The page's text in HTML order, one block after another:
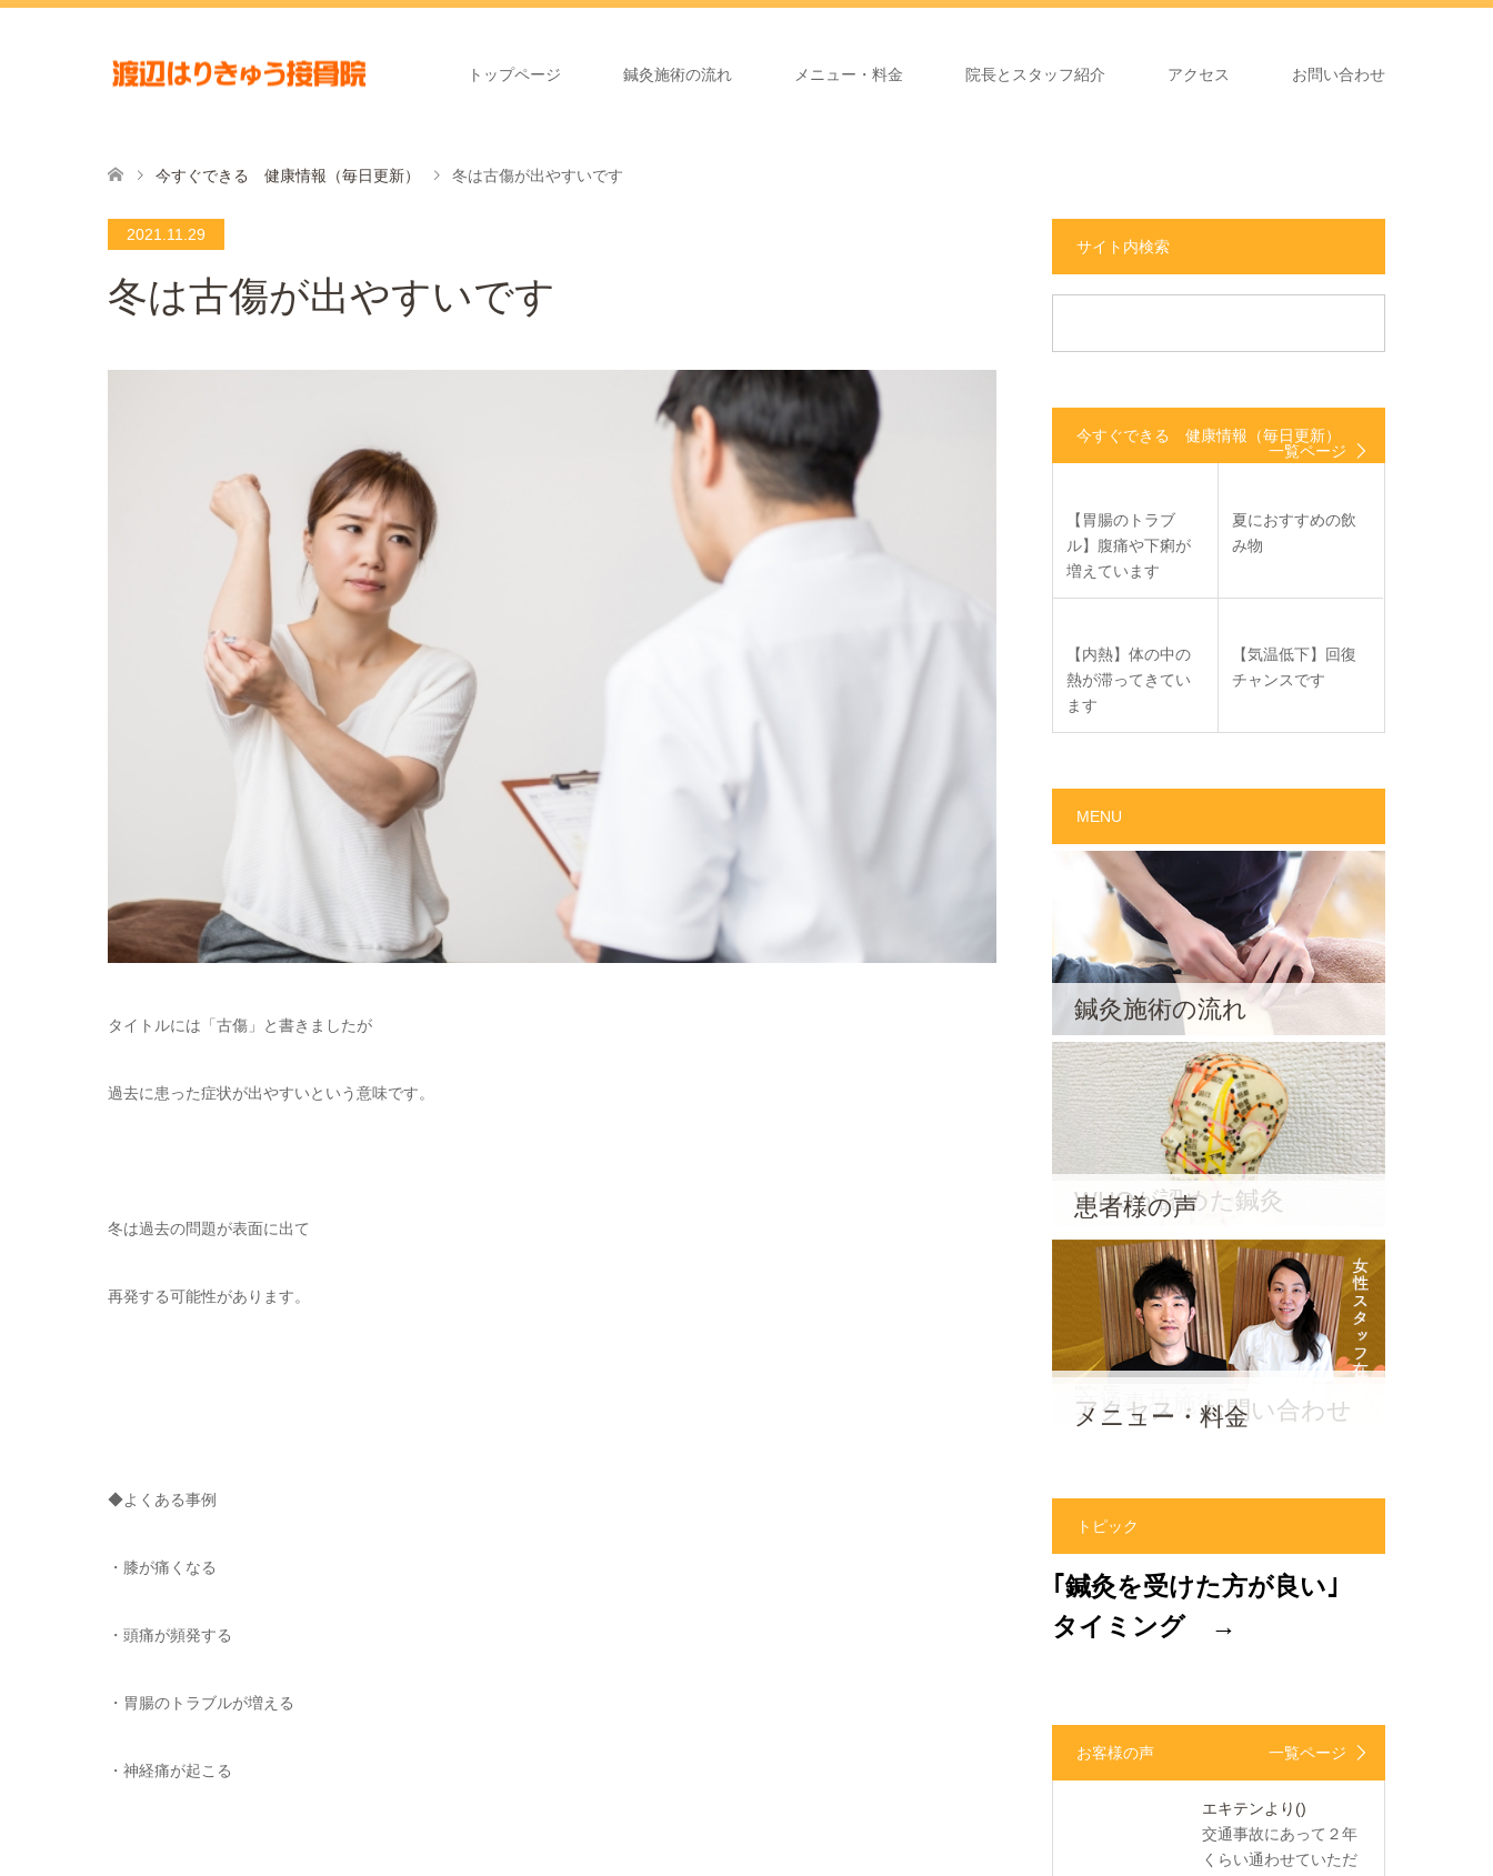
トップページ 鍼灸施術の流れ メニュー・料金 院長とスタッフ紹介 アクセス お問い合わせ
今すぐできる 健康情報（毎日更新） 冬は古傷が出やすいです
2021.11.29
冬は古傷が出やすいです
タイトルには「古傷」と書きましたが
過去に患った症状が出やすいという意味です。
冬は過去の問題が表面に出て
再発する可能性があります。
◆よくある事例
・膝が痛くなる
・頭痛が頻発する
・胃腸のトラブルが増える
・神経痛が起こる
サイト内検索
今すぐできる 健康情報（毎日更新）
一覧ページ
【胃腸のトラブ
ル】腹痛や下痢が
増えています
夏におすすめの飲
み物
【内熱】体の中の
熱が滞ってきてい
ます
【気温低下】回復
チャンスです
MENU
鍼灸施術の流れ
WHOが認めた鍼灸
患者様の声
院長・スタッフ
交通事故施術
アクセス・お問い合わせ
メニュー・料金
トピック
｢鍼灸を受けた方が良い｣
タイミング →
お客様の声 一覧ページ
エキテンより ()
交通事故にあって２年
くらい通わせていただ